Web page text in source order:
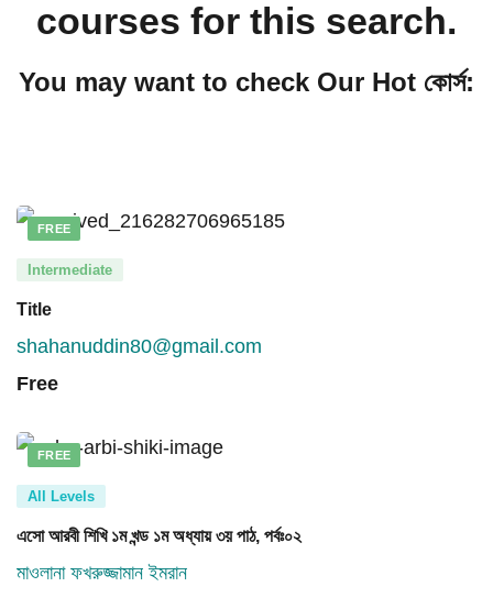
courses for this search.
You may want to check Our Hot কোর্স:
FREE
Intermediate
Title
shahanuddin80@gmail.com
Free
FREE
All Levels
এসো আরবী শিখি ১ম খন্ড ১ম অধ্যায় ৩য় পাঠ, পর্বঃ০২
মাওলানা ফখরুজ্জামান ইমরান